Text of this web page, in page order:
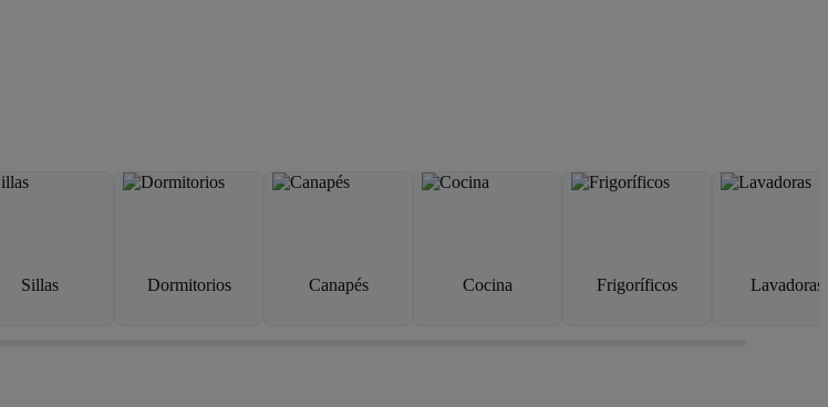
Sillas Dormitorios Canapés Cocina Frigoríficos Lavadoras